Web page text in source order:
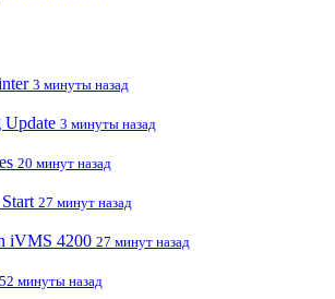
3 минуты назад
Update 3 минуты назад
20 минут назад
27 минут назад
iVMS 4200 27 минут назад
52 минуты назад